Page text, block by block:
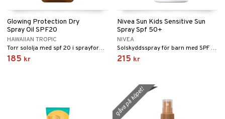
Glowing Protection Dry
Spray Oil SPF20
HAWAIIAN TROPIC
Torr sololja med spf 20 i sprayform från Hawaiian Tropic
185 kr
Nivea Sun Kids Sensitive Sun
Spray Spf 50+
NIVEA
Solskyddsspray för barn med SPF 50+
215 kr
gåva på köpet!